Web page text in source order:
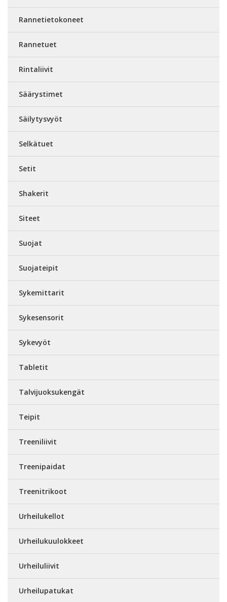
Rannetietokoneet
Rannetuet
Rintaliivit
Säärystimet
Säilytysvyöt
Selkätuet
Setit
Shakerit
Siteet
Suojat
Suojateipit
Sykemittarit
Sykesensorit
Sykevyöt
Tabletit
Talvijuoksukengät
Teipit
Treeniliivit
Treenipaidat
Treenitrikoot
Urheilukellot
Urheilukuulokkeet
Urheiluliivit
Urheilupatukat